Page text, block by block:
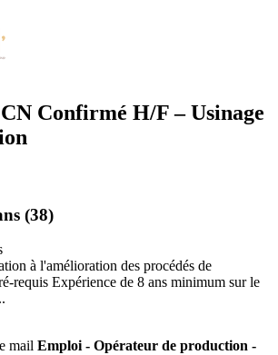
Confirmé H/F – Usinage
(38)
à l'amélioration des procédés de
requis Expérience de 8 ans minimum sur le
mail Emploi - Opérateur de production -